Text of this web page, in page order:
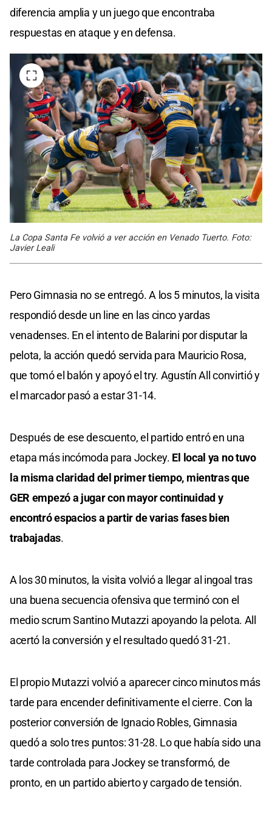
diferencia amplia y un juego que encontraba
respuestas en ataque y en defensa.
La Copa Santa Fe volvió a ver acción en Venado Tuerto. Foto:
Javier Leali
Pero Gimnasia no se entregó. A los 5 minutos, la visita
respondió desde un line en las cinco yardas
venadenses. En el intento de Balarini por disputar la
pelota, la acción quedó servida para Mauricio Rosa,
que tomó el balón y apoyó el try. Agustín All convirtió y
el marcador pasó a estar 31-14.
Después de ese descuento, el partido entró en una
etapa más incómoda para Jockey. El local ya no tuvo
la misma claridad del primer tiempo, mientras que
GER empezó a jugar con mayor continuidad y
encontró espacios a partir de varias fases bien
trabajadas.
A los 30 minutos, la visita volvió a llegar al ingoal tras
una buena secuencia ofensiva que terminó con el
medio scrum Santino Mutazzi apoyando la pelota. All
acertó la conversión y el resultado quedó 31-21.
El propio Mutazzi volvió a aparecer cinco minutos más
tarde para encender definitivamente el cierre. Con la
posterior conversión de Ignacio Robles, Gimnasia
quedó a solo tres puntos: 31-28. Lo que había sido una
tarde controlada para Jockey se transformó, de
pronto, en un partido abierto y cargado de tensión.